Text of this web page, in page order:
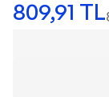
809,91 TL